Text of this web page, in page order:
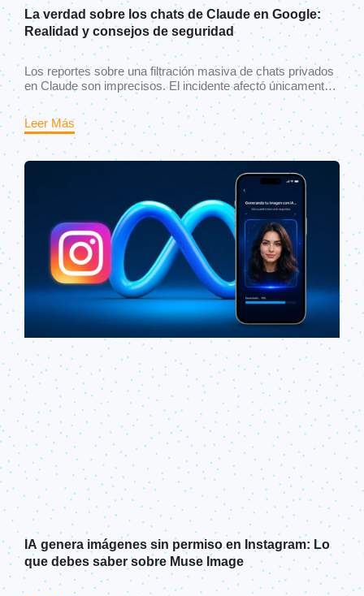
La verdad sobre los chats de Claude en Google:
Realidad y consejos de seguridad
Los reportes sobre una filtración masiva de chats privados
en Claude son imprecisos. El incidente afectó únicamente
a conversaciones compartidas públicamente que fueron
indexadas por Google, no a chats privados.
Leer Más
IA genera imágenes sin permiso en Instagram: Lo
que debes saber sobre Muse Image